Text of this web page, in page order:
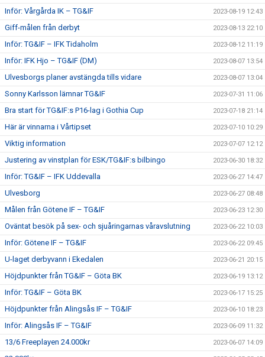
Inför: Vårgårda IK – TG&IF 2023-08-19 12:43
Giff-målen från derbyt 2023-08-13 22:10
Inför: TG&IF – IFK Tidaholm 2023-08-12 11:19
Inför: IFK Hjo – TG&IF (DM) 2023-08-07 13:54
Ulvesborgs planer avstängda tills vidare 2023-08-07 13:04
Sonny Karlsson lämnar TG&IF 2023-07-31 11:06
Bra start för TG&IF:s P16-lag i Gothia Cup 2023-07-18 21:14
Här är vinnarna i Vårtipset 2023-07-10 10:29
Viktig information 2023-07-07 12:12
Justering av vinstplan för ESK/TG&IF:s bilbingo 2023-06-30 18:32
Inför: TG&IF – IFK Uddevalla 2023-06-27 14:47
Ulvesborg 2023-06-27 08:48
Målen från Götene IF – TG&IF 2023-06-23 12:30
Oväntat besök på sex- och sjuåringarnas våravslutning 2023-06-22 10:03
Inför: Götene IF – TG&IF 2023-06-22 09:45
U-laget derbyvann i Ekedalen 2023-06-21 20:15
Höjdpunkter från TG&IF – Göta BK 2023-06-19 13:12
Inför: TG&IF – Göta BK 2023-06-17 15:25
Höjdpunkter från Alingsås IF – TG&IF 2023-06-10 18:23
Inför: Alingsås IF – TG&IF 2023-06-09 11:32
13/6 Freeplayen 24.000kr 2023-06-07 14:09